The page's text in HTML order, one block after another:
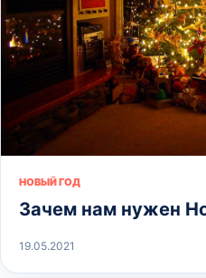
НОВЫЙ ГОД
Зачем нам нужен
19.05.2021